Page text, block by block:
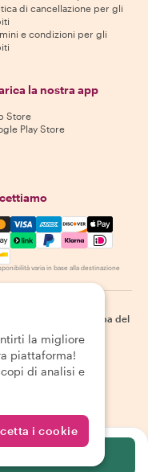
di cancellazione per gli
e condizioni per gli
la nostra app
Store
Play Store
Visa, Amex,
varia in base alla destinazione
Mappa del
la migliore
piattaforma!
di analisi e
i cookie